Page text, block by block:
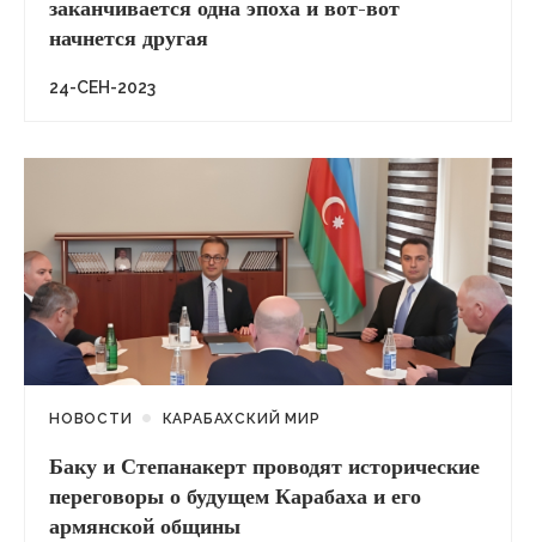
заканчивается одна эпоха и вот-вот
начнется другая
24-СЕН-2023
НОВОСТИ КАРАБАХСКИЙ МИР
Баку и Степанакерт проводят исторические
переговоры о будущем Карабаха и его
армянской общины